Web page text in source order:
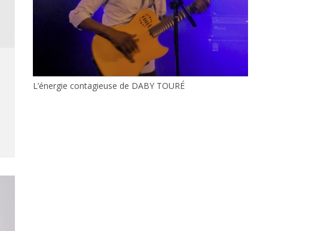
L’énergie contagieuse de DABY TOURÉ